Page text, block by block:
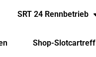
SRT 24 Rennbetrieb
Shop-